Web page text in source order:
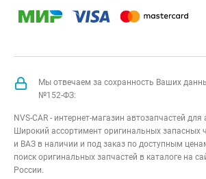
Мы отвечаем за сохранность Ваших
№152-ФЗ:
NVS-CAR - интернет-магазин автозапчастей
Широкий ассортимент оригинальных запасных
и ВАЗ в наличии и под заказ по доступным
поиск оригинальных запчастей в каталоге на
России.